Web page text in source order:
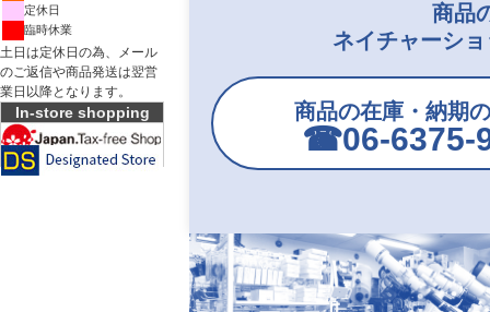
定休日
臨時休業
土日は定休日の為、メール
のご返信や商品発送は翌営
業日以降となります。
In-store shopping
商品
ネイチャーシ
商品の在庫・納期
☎︎06-6375-